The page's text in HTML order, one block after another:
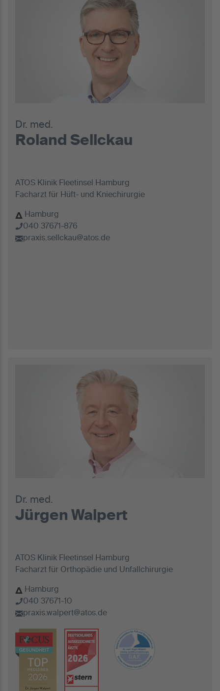
Dr. med.
Roland Sellckau
ATOS Klinik Fleetinsel Hamburg
Facharzt für Hüft- und Kniechirurgie
Hamburg
040 37671-876
praxis.sellckau@atos.de
Dr. med.
Jürgen Walpert
ATOS Klinik Fleetinsel Hamburg
Facharzt für Orthopädie und Unfallchirurgie
Hamburg
040 37671-10
praxis.walpert@atos.de